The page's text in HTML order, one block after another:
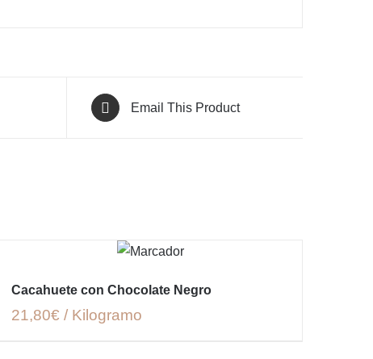
Email This Product
Cacahuete con Chocolate Negro
21,80€ / Kilogramo